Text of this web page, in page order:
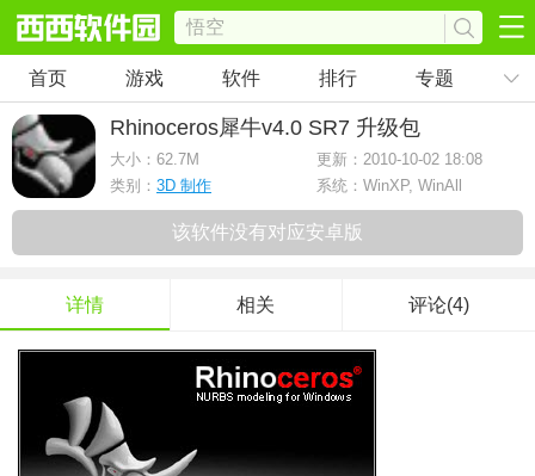
首页 游戏 软件 排行 专题
Rhinoceros犀牛v4.0 SR7 升级包
大小： 62.7M
更新：2010-10-02 18:08
类别：
3D 制作 系统：WinXP, WinAll
该软件没有对应安卓版
详情 相关 评论(4)